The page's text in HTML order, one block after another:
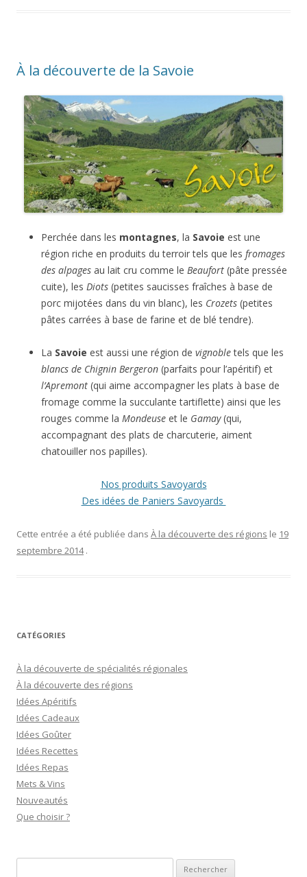
À la découverte de la Savoie
Perchée dans les montagnes, la Savoie est une
région riche en produits du terroir tels que les fromages
des alpages au lait cru comme le Beaufort (pâte pressée
cuite), les Diots (petites saucisses fraîches à base de
porc mijotées dans du vin blanc), les Crozets (petites
pâtes carrées à base de farine et de blé tendre).
La Savoie est aussi une région de vignobletels que les
blancs de Chignin Bergeron (parfaits pour l’apéritif) et
l’Apremont (qui aime accompagner les plats à base de
fromage comme la succulante tartiflette) ainsi que les
rouges comme la Mondeuse et le Gamay(qui,
accompagnant des plats de charcuterie, aiment
chatouiller nos papilles).
Nos produits Savoyards
Des idées de Paniers Savoyards
Cette entrée a été publiée dans À la découverte des régions le 19
septembre 2014 .
CATÉGORIES
À la découverte de spécialités régionales
À la découverte des régions
Idées Apéritifs
Idées Cadeaux
Idées Goûter
Idées Recettes
Idées Repas
Mets & Vins
Nouveautés
Que choisir ?